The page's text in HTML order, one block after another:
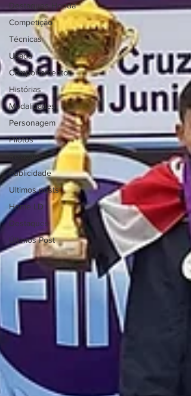
Destaques Honda
Competição
Técnicas
Usada
Comportamento
Histórias
Modalidades
Personagem
Pilotos
Relação
Publicidade
Ultimos posts
Home LD
Destaques
Últimos Post